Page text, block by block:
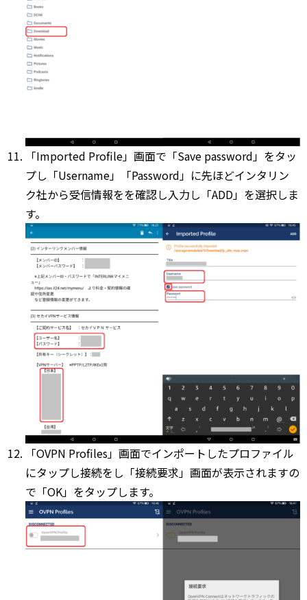
「Imported Profile」画面で「Save password」をタッ
プし「Username」「Password」に先ほどインタリン
ク社から受信情報をを確認し入力し「ADD」を選択しま
す。
「OVPN Profiles」画面でインポートしたプロファイル
にタップし接続をし「接続要求」画面が表示されますの
で「OK」をタップします。